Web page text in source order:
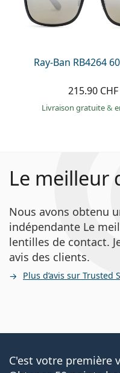
Ray-Ban RB4264
215.90 CHF
Livraison gratuite&
Le meilleur
Nous avons obtenu
indépendante Le
lentilles de contact.
avis des clients.
Plus d’avis sur Trusted
C'est votre première